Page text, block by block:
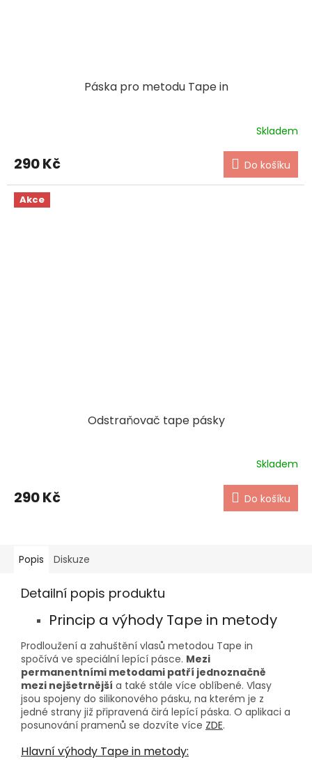
Páska pro metodu Tape in
Skladem
290 Kč Do košíku
Akce
Odstraňovač tape pásky
Skladem
290 Kč Do košíku
Popis Diskuze
Detailní popis produktu
Princip a výhody Tape in metody
Prodloužení a zahuštění vlasů metodou Tape in
spočívá ve speciální lepící pásce. Mezi
permanentními metodami patří jednoznačně
mezi nejšetrnější a také stále více oblíbené. Vlasy
jsou spojeny do silikonového pásku, na kterém je z
jedné strany již připravená čirá lepící páska. O aplikaci a
posunování pramenů se dozvíte více ZDE.
Hlavní výhody Tape in metody: